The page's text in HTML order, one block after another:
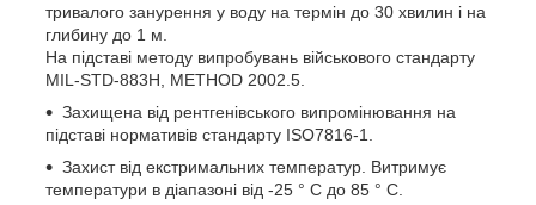
тривалого занурення у воду на термін до 30 хвилин і на
глибину до 1 м.
На підставі методу випробувань військового стандарту
MIL-STD-883H, METHOD 2002.5.
Захищена від рентгенівського випромінювання на
підставі нормативів стандарту ISO7816-1.
Захист від екстримальних температур. Витримує
температури в діапазоні від -25 ° C до 85 ° C.